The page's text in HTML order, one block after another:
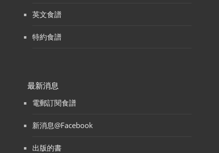
英文食譜
特約食譜
最新消息
電郵訂閱食譜
新消息@Facebook
出版的書